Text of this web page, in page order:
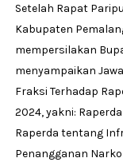
Setelah Rapat
Kabupaten
mempersilakan
menyampaikan
Fraksi Terhadap
2024, yakni:
Raperda tentang
Penangganan